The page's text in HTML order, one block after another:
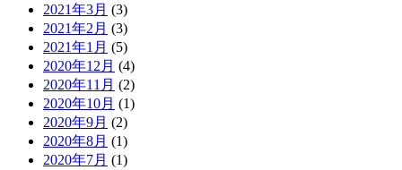
2021年3月 (3)
2021年2月 (3)
2021年1月 (5)
2020年12月 (4)
2020年11月 (2)
2020年10月 (1)
2020年9月 (2)
2020年8月 (1)
2020年7月 (1)